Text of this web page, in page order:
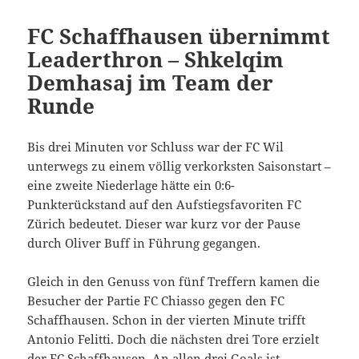
FC Schaffhausen übernimmt
Leaderthron – Shkelqim
Demhasaj im Team der
Runde
Bis drei Minuten vor Schluss war der FC Wil
unterwegs zu einem völlig verkorksten Saisonstart –
eine zweite Niederlage hätte ein 0:6-
Punkterückstand auf den Aufstiegsfavoriten FC
Zürich bedeutet. Dieser war kurz vor der Pause
durch Oliver Buff in Führung gegangen.
Gleich in den Genuss von fünf Treffern kamen die
Besucher der Partie FC Chiasso gegen den FC
Schaffhausen. Schon in der vierten Minute trifft
Antonio Felitti. Doch die nächsten drei Tore erzielt